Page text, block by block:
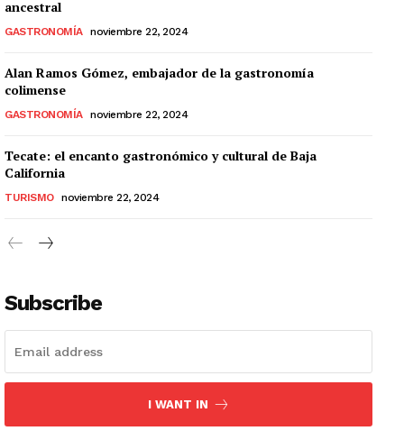
ancestral
GASTRONOMÍA noviembre 22, 2024
Alan Ramos Gómez, embajador de la gastronomía
colimense
GASTRONOMÍA noviembre 22, 2024
Tecate: el encanto gastronómico y cultural de Baja
California
TURISMO noviembre 22, 2024
Subscribe
I WANT IN